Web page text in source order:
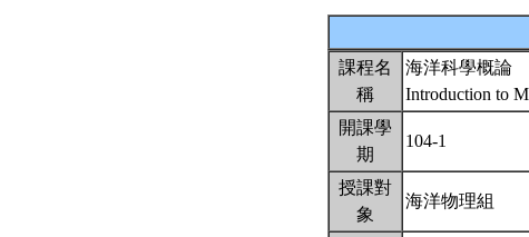
課程名
稱
海洋科學概論
Introduction to
開課學
期
104-1
授課對
象
海洋物理組